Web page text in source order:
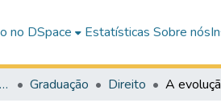
no DSpace Estatísticas Sobre nós
Monografias, Dissertações e Teses Graduação Direito